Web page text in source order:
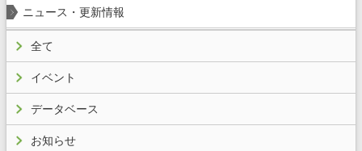
ニュース・更新情報
全て
イベント
データベース
お知らせ